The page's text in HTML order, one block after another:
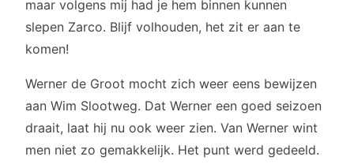
maar volgens mij had je hem binnen kunnen
slepen Zarco. Blijf volhouden, het zit er aan te
komen!
Werner de Groot mocht zich weer eens bewijzen
aan Wim Slootweg. Dat Werner een goed seizoen
draait, laat hij nu ook weer zien. Van Werner wint
men niet zo gemakkelijk. Het punt werd gedeeld.